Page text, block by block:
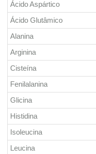
Ácido Aspártico
Ácido Glutâmico
Alanina
Arginina
Cisteína
Fenilalanina
Glicina
Histidina
Isoleucina
Leucina